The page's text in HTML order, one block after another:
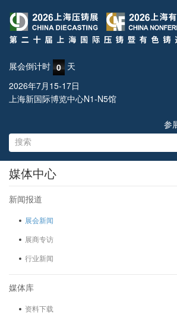
展会倒计时 0 天
2026年7月15-17日
上海新国际博览中心N1-N5馆
参
媒体中心
新闻报道
展会新闻
展商专访
行业新闻
媒体库
资料下载